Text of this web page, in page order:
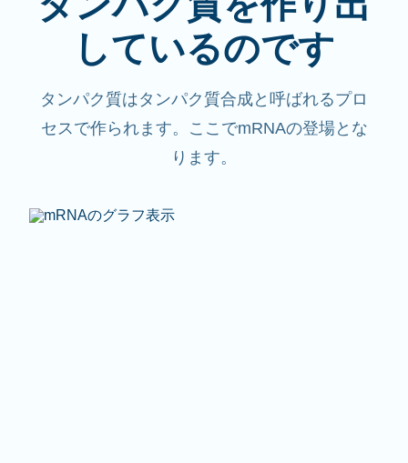
しているのです
タンパク質はタンパク質合成と呼ばれるプロ
セスで作られます。ここでmRNAの登場とな
ります。